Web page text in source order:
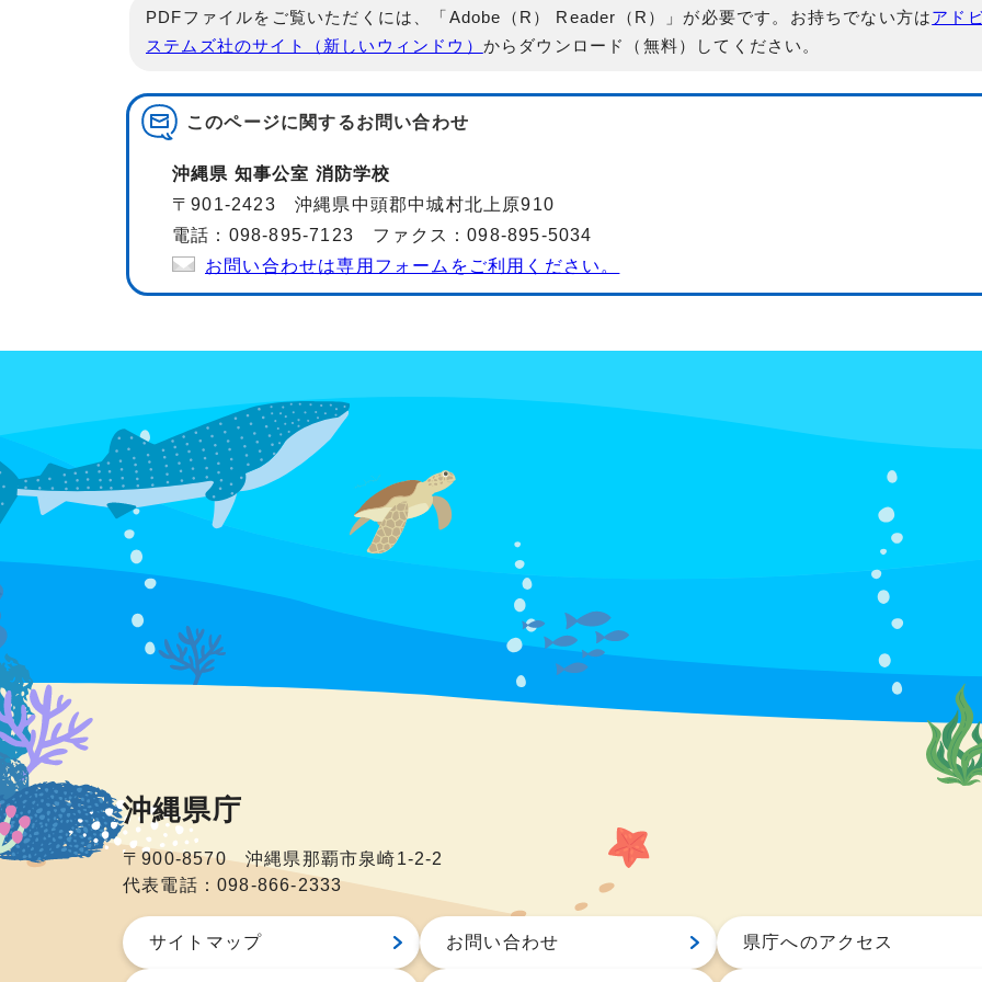
PDFファイルをご覧いただくには、「Adobe（R） Reader（R）」が必要です。お持ちでない方はアド
ステムズ社のサイト（新しいウィンドウ） からダウンロード（無料）してください。
このページに関するお問い合わせ
沖縄県 知事公室 消防学校
〒901-2423 沖縄県中頭郡中城村北上原910
電話：098-895-7123 ファクス：098-895-5034
お問い合わせは専用フォームをご利用ください。
沖縄県庁
〒900-8570 沖縄県那覇市泉崎1-2-2
代表電話：098-866-2333
サイトマップ お問い合わせ 県庁へのアクセス